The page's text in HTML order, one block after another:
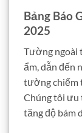
Bảng Báo
2025
Tường ngoài
ẩm, dẫn đến
tường chiếm
Chúng tôi ưu
tăng độ bám